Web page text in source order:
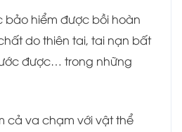
bảo hiểm được bồi hoàn
do thiên tai, tai nạn bất
được… trong những
cả va chạm với vật thể